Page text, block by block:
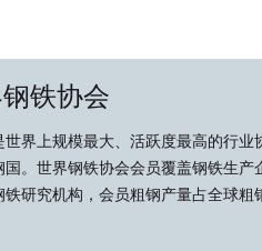
铁协会
界上规模最大、活跃度最高的行业
。世界钢铁协会会员覆盖钢铁生产
研究机构，会员粗钢产量占全球粗